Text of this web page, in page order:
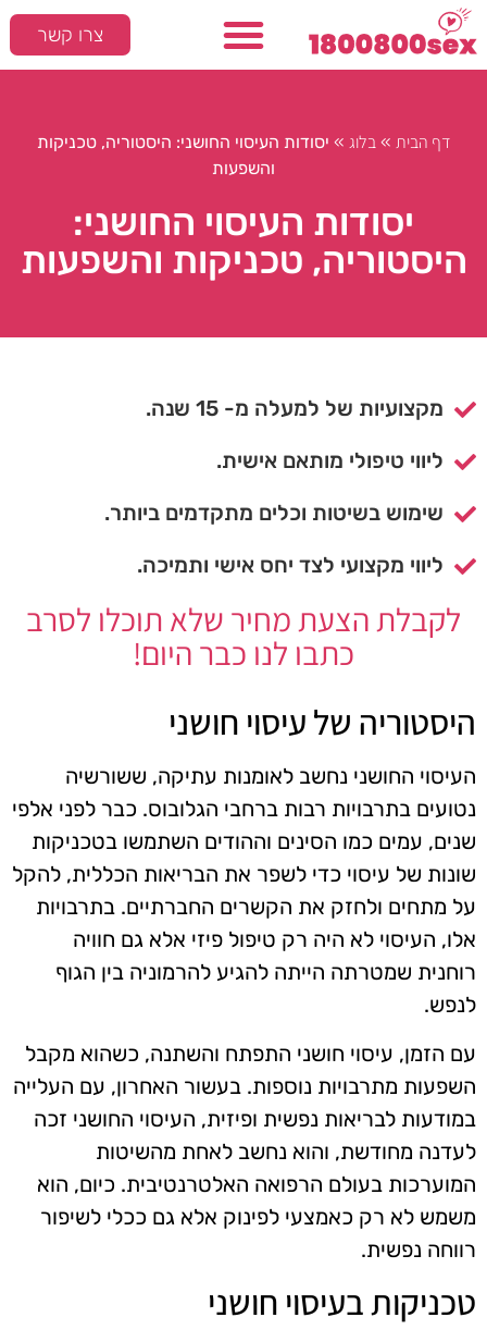
צרו קשר
דף הבית »בלוג » יסודות העיסוי החושני: היסטוריה, טכניקות
והשפעות
יסודות העיסוי החושני:
היסטוריה, טכניקות והשפעות
מקצועיות של למעלה מ- 15 שנה.
ליווי טיפולי מותאם אישית.
שימוש בשיטות וכלים מתקדמים ביותר.
ליווי מקצועי לצד יחס אישי ותמיכה.
לקבלת הצעת מחיר שלא תוכלו לסרב
כתבו לנו כבר היום!
היסטוריה של עיסוי חושני
העיסוי החושני נחשב לאומנות עתיקה, ששורשיה
נטועים בתרבויות רבות ברחבי הגלובוס. כבר לפני אלפי
שנים, עמים כמו הסינים וההודים השתמשו בטכניקות
שונות של עיסוי כדי לשפר את הבריאות הכללית, להקל
על מתחים ולחזק את הקשרים החברתיים. בתרבויות
אלו, העיסוי לא היה רק טיפול פיזי אלא גם חוויה
רוחנית שמטרתה הייתה להגיע להרמוניה בין הגוף
לנפש.
עם הזמן, עיסוי חושני התפתח והשתנה, כשהוא מקבל
השפעות מתרבויות נוספות. בעשור האחרון, עם העלייה
במודעות לבריאות נפשית ופיזית, העיסוי החושני זכה
לעדנה מחודשת, והוא נחשב לאחת מהשיטות
המוערכות בעולם הרפואה האלטרנטיבית. כיום, הוא
משמש לא רק כאמצעי לפינוק אלא גם ככלי לשיפור
רווחה נפשית.
טכניקות בעיסוי חושני